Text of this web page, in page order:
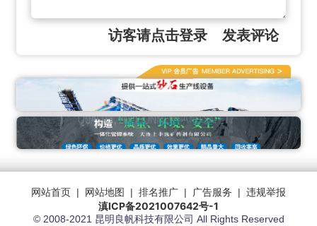
访客请点击登录 发表评论
网站首页 | 网站地图 | 排名推广 | 广告服务 | 违规举报
滇ICP备2021007642号-1
© 2008-2021 昆明良帆科技有限公司 All Rights Reserved